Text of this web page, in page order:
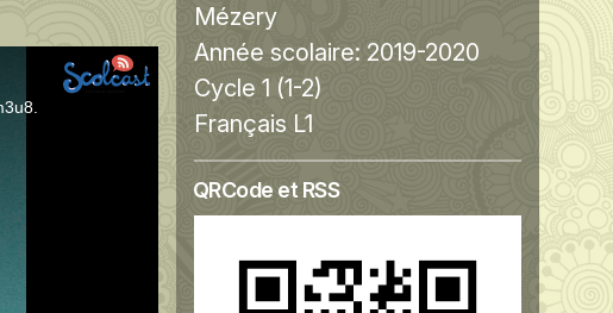
Mézery
Année scolaire: 2019-2020
Cycle 1 (1-2)
Français L1
QRCode et RSS